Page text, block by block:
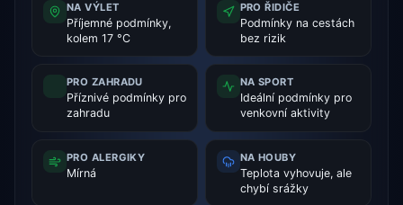
NA VÝLET
Příjemné podmínky,
kolem 17 °C
PRO ŘIDIČE
Podmínky na cestách
bez rizik
PRO ZAHRADU
Příznivé podmínky pro
zahradu
NA SPORT
Ideální podmínky pro
venkovní aktivity
PRO ALERGIKY
Mírná
NA HOUBY
Teplota vyhovuje, ale
chybí srážky